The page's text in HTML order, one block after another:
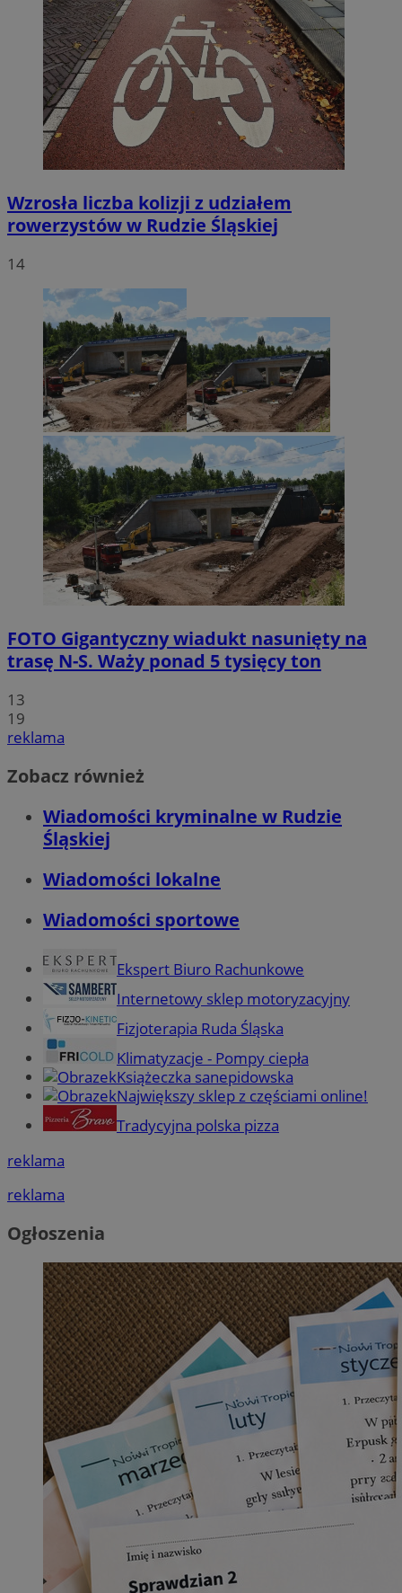
Wzrosła liczba kolizji z udziałem
rowerzystów w Rudzie Śląskiej
14
FOTO Gigantyczny wiadukt nasunięty na
trasę N-S. Waży ponad 5 tysięcy ton
13
19
reklama
Zobacz również
Wiadomości kryminalne w Rudzie
Śląskiej
Wiadomości lokalne
Wiadomości sportowe
Ekspert Biuro Rachunkowe
Internetowy sklep motoryzacyjny
Fizjoterapia Ruda Śląska
Klimatyzacje - Pompy ciepła
Książeczka sanepidowska
Największy sklep z częściami online!
Tradycyjna polska pizza
reklama
reklama
Ogłoszenia